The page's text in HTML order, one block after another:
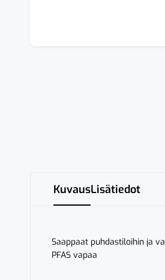
KuvausLisätiedot
Saappaat puhdastiloihin ja
PFAS vapaa